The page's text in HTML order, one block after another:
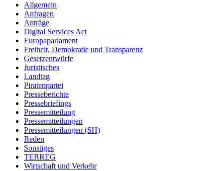
Allgemein
Anfragen
Anträge
Digital Services Act
Europaparlament
Freiheit, Demokratie und Transparenz
Gesetzentwürfe
Juristisches
Landtag
Piratenpartei
Presseberichte
Pressebriefings
Pressemitteilung
Pressemitteilungen
Pressemitteilungen (SH)
Reden
Sonstiges
TERREG
Wirtschaft und Verkehr